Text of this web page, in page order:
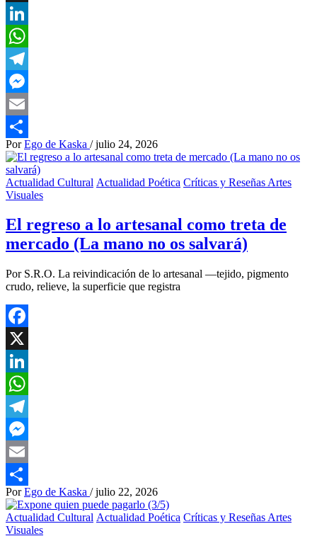
X
LinkedIn
WhatsApp
Telegram
Messenger
Email
Compartir
Por Ego de Kaska / julio 24, 2026
Actualidad Cultural Actualidad Poética Críticas y Reseñas Artes
Visuales
El regreso a lo artesanal como treta de
mercado (La mano no os salvará)
Por S.R.O. La reivindicación de lo artesanal —tejido, pigmento
crudo, relieve, la superficie que registra
Facebook
X
LinkedIn
WhatsApp
Telegram
Messenger
Email
Compartir
Por Ego de Kaska / julio 22, 2026
Actualidad Cultural Actualidad Poética Críticas y Reseñas Artes
Visuales